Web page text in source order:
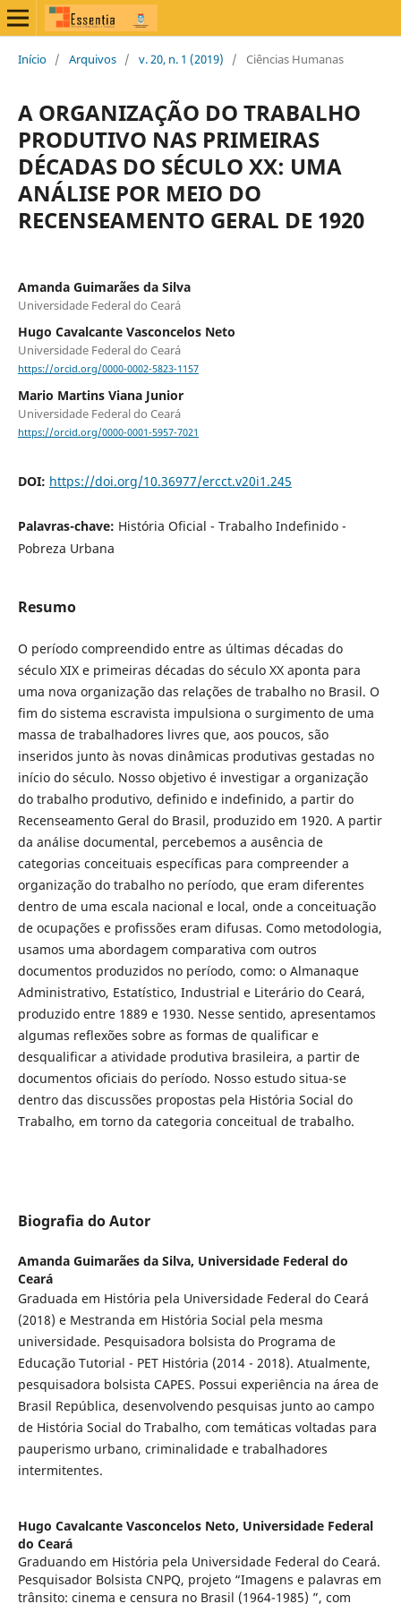
Início / Arquivos / v. 20, n. 1 (2019) / Ciências Humanas
A ORGANIZAÇÃO DO TRABALHO
PRODUTIVO NAS PRIMEIRAS
DÉCADAS DO SÉCULO XX: UMA
ANÁLISE POR MEIO DO
RECENSEAMENTO GERAL DE 1920
Amanda Guimarães da Silva
Universidade Federal do Ceará
Hugo Cavalcante Vasconcelos Neto
Universidade Federal do Ceará
https://orcid.org/0000-0002-5823-1157
Mario Martins Viana Junior
Universidade Federal do Ceará
https://orcid.org/0000-0001-5957-7021
DOI: https://doi.org/10.36977/ercct.v20i1.245
Palavras-chave: História Oficial - Trabalho Indefinido -
Pobreza Urbana
Resumo
O período compreendido entre as últimas décadas do
século XIX e primeiras décadas do século XX aponta para
uma nova organização das relações de trabalho no Brasil. O
fim do sistema escravista impulsiona o surgimento de uma
massa de trabalhadores livres que, aos poucos, são
inseridos junto às novas dinâmicas produtivas gestadas no
início do século. Nosso objetivo é investigar a organização
do trabalho produtivo, definido e indefinido, a partir do
Recenseamento Geral do Brasil, produzido em 1920. A partir
da análise documental, percebemos a ausência de
categorias conceituais específicas para compreender a
organização do trabalho no período, que eram diferentes
dentro de uma escala nacional e local, onde a conceituação
de ocupações e profissões eram difusas. Como metodologia,
usamos uma abordagem comparativa com outros
documentos produzidos no período, como: o Almanaque
Administrativo, Estatístico, Industrial e Literário do Ceará,
produzido entre 1889 e 1930. Nesse sentido, apresentamos
algumas reflexões sobre as formas de qualificar e
desqualificar a atividade produtiva brasileira, a partir de
documentos oficiais do período. Nosso estudo situa-se
dentro das discussões propostas pela História Social do
Trabalho, em torno da categoria conceitual de trabalho.
Biografia do Autor
Amanda Guimarães da Silva, Universidade Federal do
Ceará
Graduada em História pela Universidade Federal do Ceará
(2018) e Mestranda em História Social pela mesma
universidade. Pesquisadora bolsista do Programa de
Educação Tutorial - PET História (2014 - 2018). Atualmente,
pesquisadora bolsista CAPES. Possui experiência na área de
Brasil República, desenvolvendo pesquisas junto ao campo
de História Social do Trabalho, com temáticas voltadas para
pauperismo urbano, criminalidade e trabalhadores
intermitentes.
Hugo Cavalcante Vasconcelos Neto, Universidade Federal
do Ceará
Graduando em História pela Universidade Federal do Ceará.
Pesquisador Bolsista CNPQ, projeto “Imagens e palavras em
trânsito: cinema e censura no Brasil (1964-1985) ”, com